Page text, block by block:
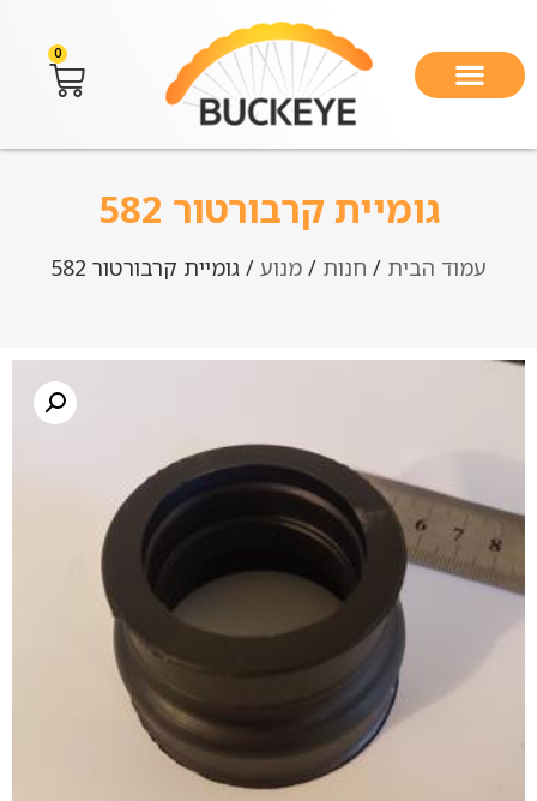
0
גומיית קרבורטור 582
עמוד הבית / חנות / מנוע / גומיית קרבורטור 582